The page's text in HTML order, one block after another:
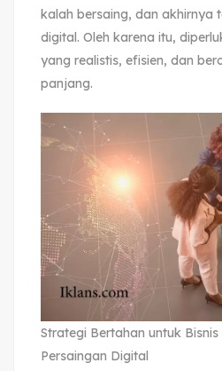
kalah bersaing, dan akhirnya
digital. Oleh karena itu,
yang realistis, efisien, dan
panjang.
Strategi Bertahan untuk Bisnis
Persaingan Digital